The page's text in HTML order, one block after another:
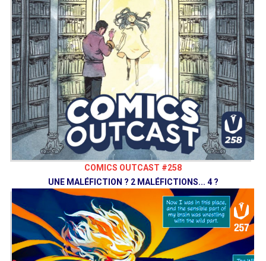
COMICS OUTCAST #258
UNE MALÉFICTION ? 2 MALÉFICTIONS... 4 ?